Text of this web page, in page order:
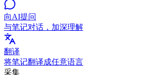
向AI提问
与笔记对话，加深理解
翻译
将笔记翻译成任意语言
采集